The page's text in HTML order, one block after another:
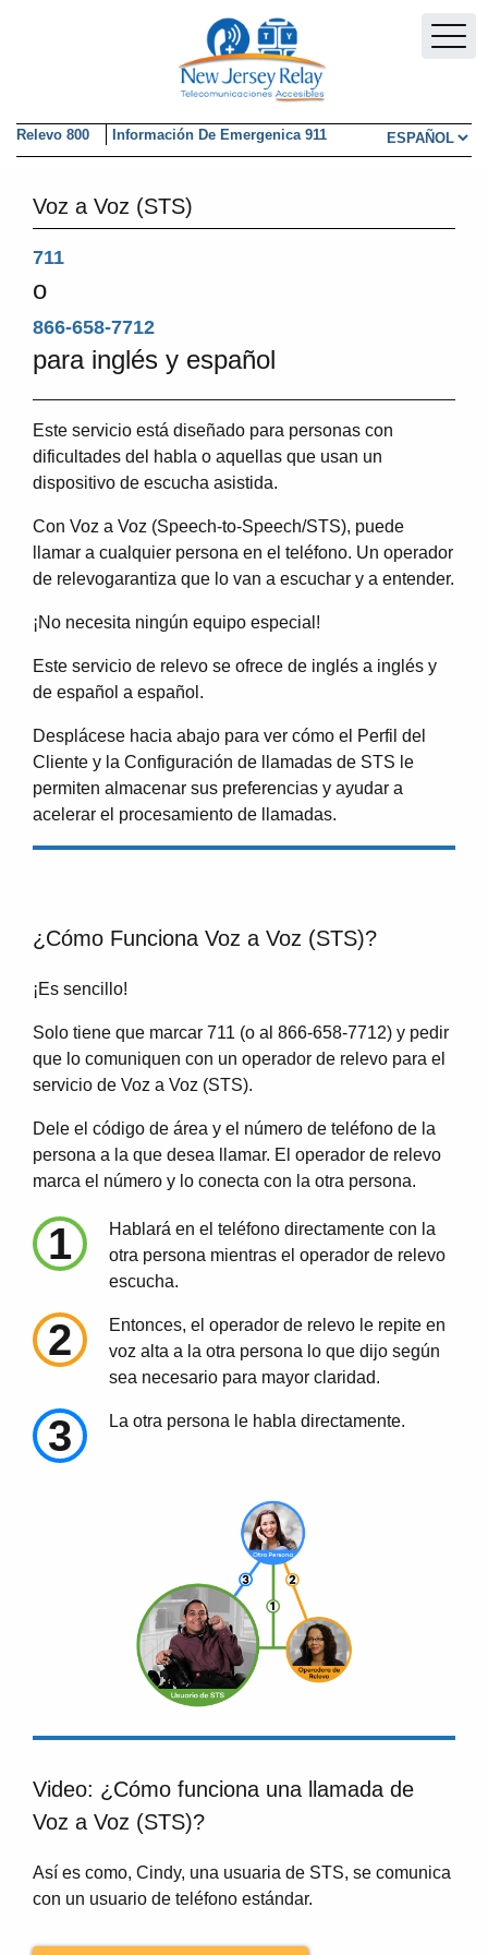
Elegir un
Relevo 800 Información De Emergenica 911
Voz a Voz (STS)
711
o
866-658-7712
para inglés y español
Este servicio está diseñado para personas con
dificultades del habla o aquellas que usan un
dispositivo de escucha asistida.
Con Voz a Voz (Speech-to-Speech/STS), puede
llamar a cualquier persona en el teléfono. Un operador
de relevogarantiza que lo van a escuchar y a entender.
¡No necesita ningún equipo especial!
Este servicio de relevo se ofrece de inglés a inglés y
de español a español.
Desplácese hacia abajo para ver cómo el Perfil del
Cliente y la Configuración de llamadas de STS le
permiten almacenar sus preferencias y ayudar a
acelerar el procesamiento de llamadas.
¿Cómo Funciona Voz a Voz (STS)?
¡Es sencillo!
Solo tiene que marcar 711 (o al 866-658-7712) y pedir
que lo comuniquen con un operador de relevo para el
servicio de Voz a Voz (STS).
Dele el código de área y el número de teléfono de la
persona a la que desea llamar. El operador de relevo
marca el número y lo conecta con la otra persona.
1
Hablará en el teléfono directamente con la
otra persona mientras el operador de relevo
escucha.
2
Entonces, el operador de relevo le repite en
voz alta a la otra persona lo que dijo según
sea necesario para mayor claridad.
3 La otra persona le habla directamente.
Video: ¿Cómo funciona una llamada de
Voz a Voz (STS)?
Así es como, Cindy, una usuaria de STS, se comunica
con un usuario de teléfono estándar.